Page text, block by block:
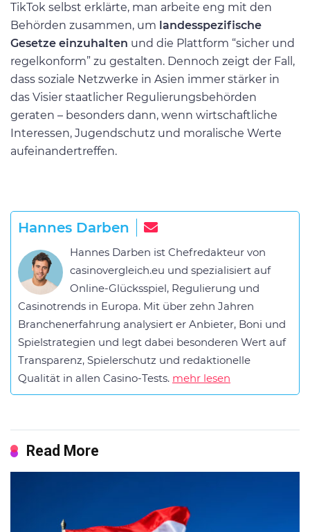
TikTok selbst erklärte, man arbeite eng mit den
Behörden zusammen, um landesspezifische
Gesetze einzuhalten und die Plattform “sicher und
regelkonform” zu gestalten. Dennoch zeigt der Fall,
dass soziale Netzwerke in Asien immer stärker in
das Visier staatlicher Regulierungsbehörden
geraten – besonders dann, wenn wirtschaftliche
Interessen, Jugendschutz und moralische Werte
aufeinandertreffen.
Hannes Darben
Hannes Darben ist Chefredakteur von
casinovergleich.eu und spezialisiert auf
Online-Glücksspiel, Regulierung und
Casinotrends in Europa. Mit über zehn Jahren
Branchenerfahrung analysiert er Anbieter, Boni und
Spielstrategien und legt dabei besonderen Wert auf
Transparenz, Spielerschutz und redaktionelle
Qualität in allen Casino-Tests. mehr lesen
Read More